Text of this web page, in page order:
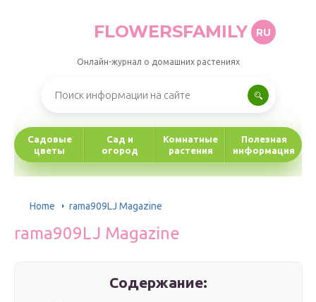
FLOWERSFAMILY RU
Онлайн-журнал о домашних растениях
Садовые
цветы
Сад и
огород
Комнатные
растения
Полезная
информация
Home rama909LJ Magazine
rama909LJ Magazine
Содержание: